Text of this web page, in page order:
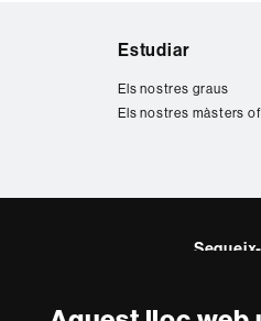
Estudiar
Els nostres graus
Els nostres màsters